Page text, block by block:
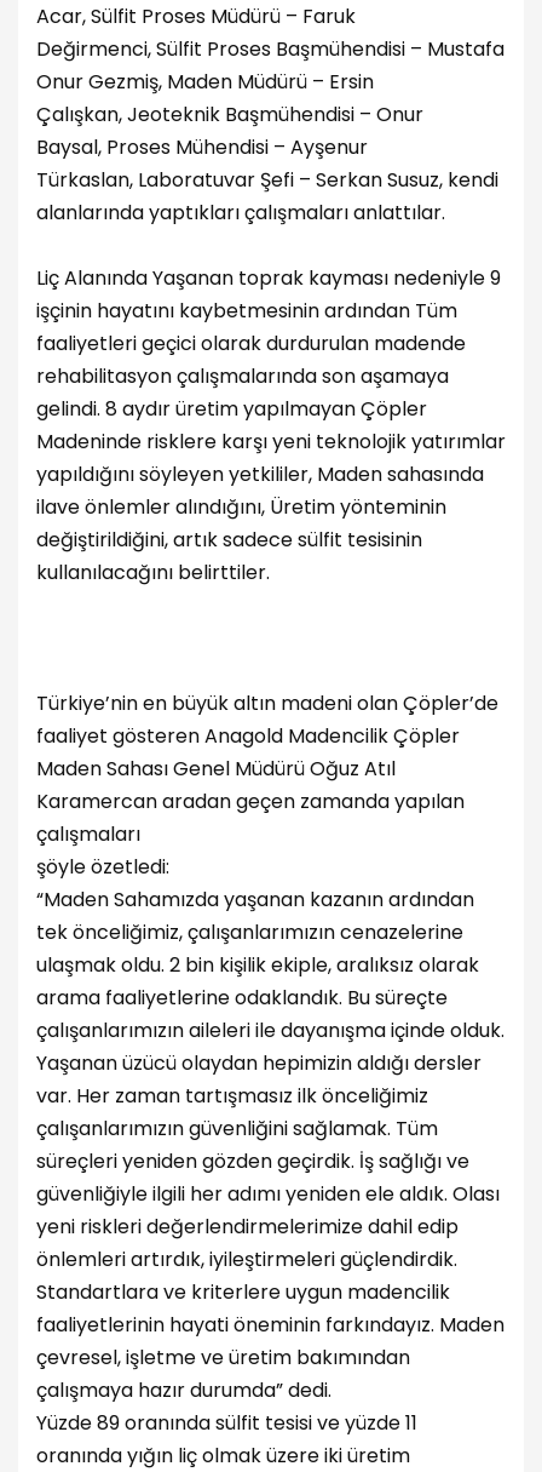
Acar, Sülfit Proses Müdürü – Faruk
Değirmenci, Sülfit Proses Başmühendisi – Mustafa
Onur Gezmiş, Maden Müdürü – Ersin
Çalışkan, Jeoteknik Başmühendisi – Onur
Baysal, Proses Mühendisi – Ayşenur
Türkaslan, Laboratuvar Şefi – Serkan Susuz, kendi
alanlarında yaptıkları çalışmaları anlattılar.
Liç Alanında Yaşanan toprak kayması nedeniyle 9
işçinin hayatını kaybetmesinin ardından Tüm
faaliyetleri geçici olarak durdurulan madende
rehabilitasyon çalışmalarında son aşamaya
gelindi. 8 aydır üretim yapılmayan Çöpler
Madeninde risklere karşı yeni teknolojik yatırımlar
yapıldığını söyleyen yetkililer, Maden sahasında
ilave önlemler alındığını, Üretim yönteminin
değiştirildiğini, artık sadece sülfit tesisinin
kullanılacağını belirttiler.
Türkiye’nin en büyük altın madeni olan Çöpler’de
faaliyet gösteren Anagold Madencilik Çöpler
Maden Sahası Genel Müdürü Oğuz Atıl
Karamercan aradan geçen zamanda yapılan
çalışmaları
şöyle özetledi:
“Maden Sahamızda yaşanan kazanın ardından
tek önceliğimiz, çalışanlarımızın cenazelerine
ulaşmak oldu. 2 bin kişilik ekiple, aralıksız olarak
arama faaliyetlerine odaklandık. Bu süreçte
çalışanlarımızın aileleri ile dayanışma içinde olduk.
Yaşanan üzücü olaydan hepimizin aldığı dersler
var. Her zaman tartışmasız ilk önceliğimiz
çalışanlarımızın güvenliğini sağlamak. Tüm
süreçleri yeniden gözden geçirdik. İş sağlığı ve
güvenliğiyle ilgili her adımı yeniden ele aldık. Olası
yeni riskleri değerlendirmelerimize dahil edip
önlemleri artırdık, iyileştirmeleri güçlendirdik.
Standartlara ve kriterlere uygun madencilik
faaliyetlerinin hayati öneminin farkındayız. Maden
çevresel, işletme ve üretim bakımından
çalışmaya hazır durumda” dedi.
Yüzde 89 oranında sülfit tesisi ve yüzde 11
oranında yığın liç olmak üzere iki üretim